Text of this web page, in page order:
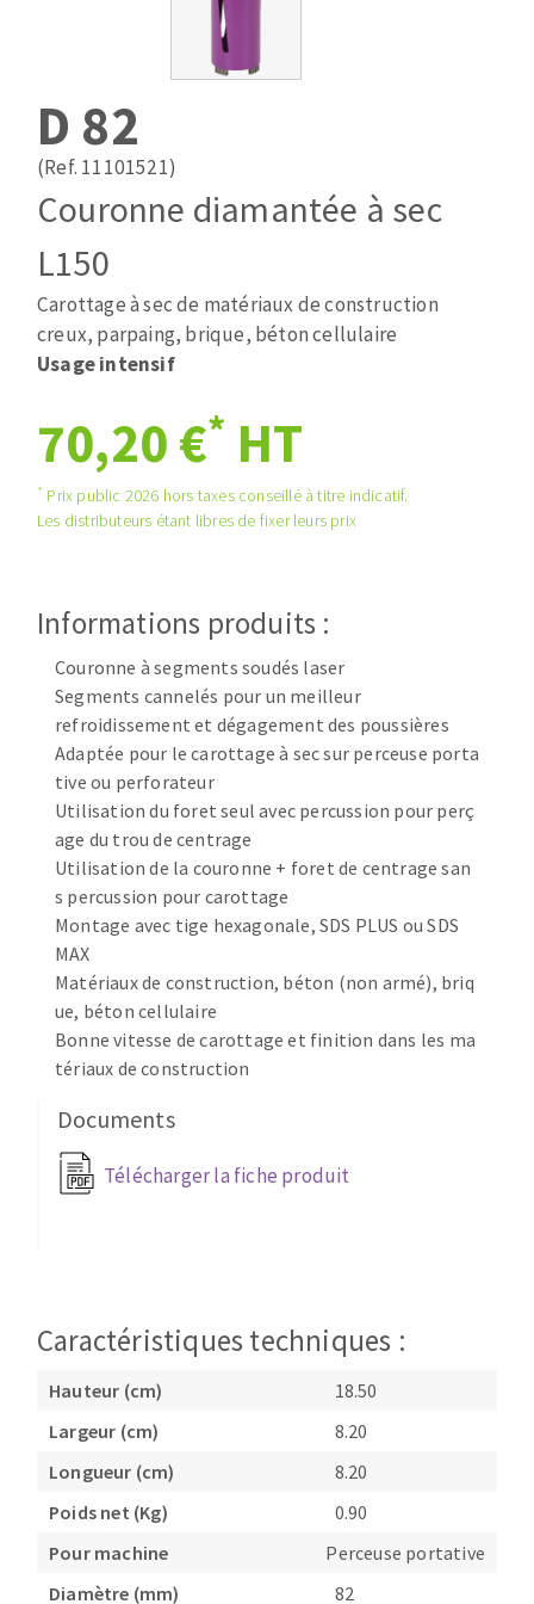
Fers et plaquettes
Lames de scie à ruban
ABRASIFS APPLIQUÉS
Disques auto-agrippant
Patins
Bandes abrasives
Disques fibre et papier
Cales à poncer et patins
Plateaux supports
Eponges abrasive
Disques abrasifs agglomérés
Meules d'ébarbage
TRAITEMENT DE SURFACE
Disques à lamelles
Meules sur tige
Brosses
Meules de tourets
Feutres à polir
Bandes sans fin
Rouleaux d'atelier
NETTOYAGE
Aspirateurs
MACHINES POUR LE TRAVAIL DU MÉTAL
Tronçonneuses
Scies à ruban
Perceuses magnétiques
Affuteurs de forets
Tourets
Tours à métaux
Tables
OUTILS COUPANTS
Rubans
Fraise HSS
D 82
(Ref. 11101521)
Couronne diamantée à sec
L150
Carottage à sec de matériaux de construction
creux, parpaing, brique, béton cellulaire
Usage intensif
70,20 €* HT
* Prix public 2026 hors taxes conseillé à titre indicatif.
Les distributeurs étant libres de fixer leurs prix
Informations produits :
Couronne à segments soudés laser
Segments cannelés pour un meilleur
refroidissement et dégagement des poussières
Adaptée pour le carottage à sec sur perceuse porta
tive ou perforateur
Utilisation du foret seul avec percussion pour perç
age du trou de centrage
Utilisation de la couronne + foret de centrage san
s percussion pour carottage
Montage avec tige hexagonale, SDS PLUS ou SDS
MAX
Matériaux de construction, béton (non armé), briq
ue, béton cellulaire
Bonne vitesse de carottage et finition dans les ma
tériaux de construction
Documents
Télécharger la fiche produit
Caractéristiques techniques :
Hauteur (cm)
18.50
Largeur (cm)
8.20
Longueur (cm)
8.20
Poids net (Kg)
0.90
Pour machine
Perceuse portative
Diamètre (mm)
82